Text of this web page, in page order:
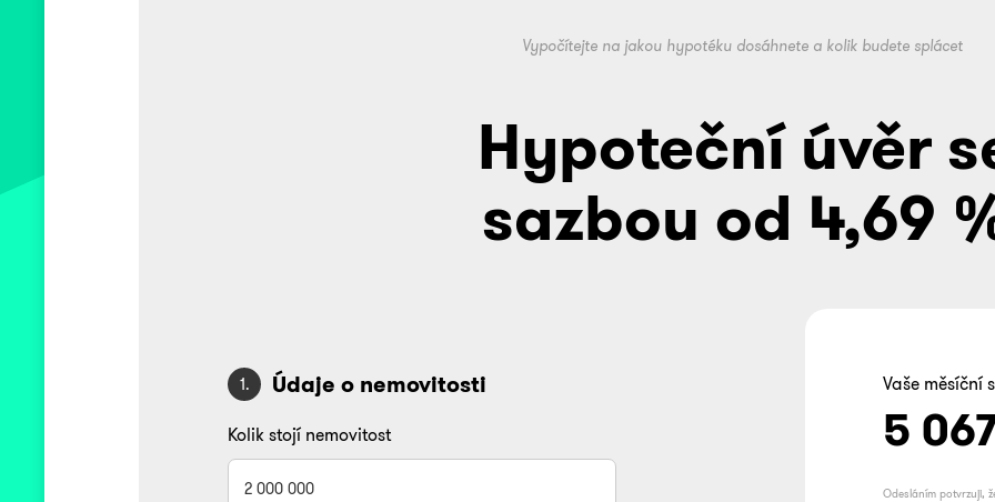
Vypočítejte na jakou hypotéku dosáhnete a kolik budete splácet
Hypoteční úvěr
sazbou od 4,69
1. Údaje o nemovitosti
Kolik stojí nemovitost
Vaše měsíční
5
Odesláním potvrzuji,